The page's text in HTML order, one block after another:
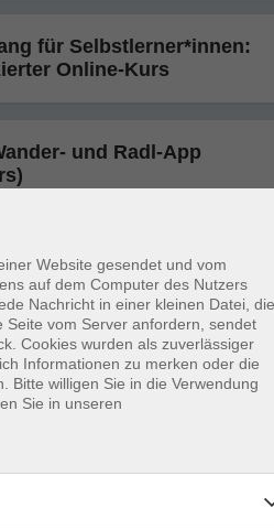
für Selbstlerner*innen:
Online-Kurs
und Radl-App
identifizieren: Was das
kann
Wissensupdate für die
in Alltag und Beruf
Neue Tools
Website gesendet und vom
auf dem Computer des Nutzers
Nachricht in einer kleinen Datei, die
vom Server anfordern, sendet
Cookies wurden als zuverlässiger
Informationen zu merken oder die
Bitte willigen Sie in die Verwendung
Sie in unseren